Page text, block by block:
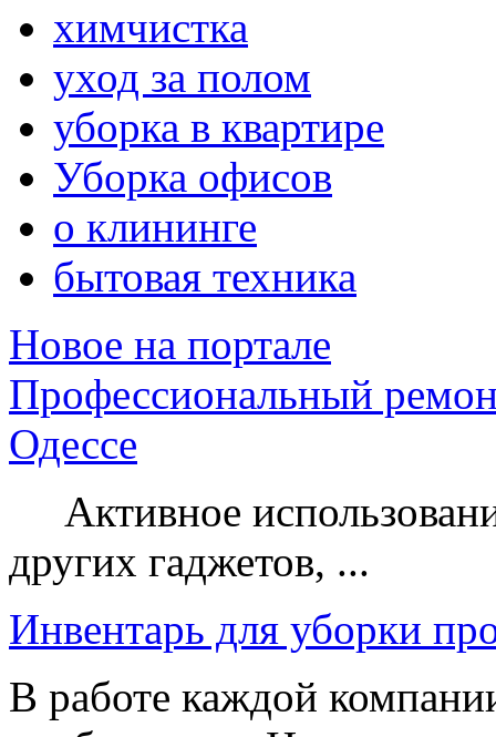
химчистка
уход за полом
уборка в квартире
Уборка офисов
о клининге
бытовая техника
Новое на портале
Профессиональный
Одессе
Активное
других гаджетов, ...
Инвентарь для уборки
В работе каждой